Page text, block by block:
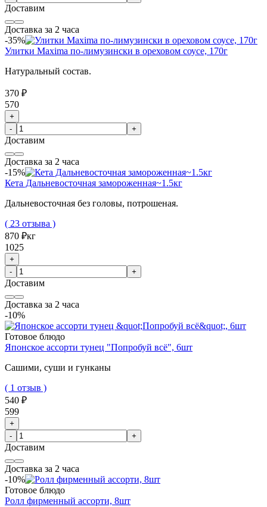
Доставим
Доставка за 2 часа
-35%
Улитки Maxima по-лимузински в ореховом соусе, 170г
Натуральный состав.
370 ₽
570
+
-
+
Доставим
Доставка за 2 часа
-15%
Кета Дальневосточная замороженная~1.5кг
Дальневосточная без головы, потрошеная.
( 23 отзыва )
870 ₽кг
1025
+
-
+
Доставим
Доставка за 2 часа
-10%
Готовое блюдо
Японское ассорти тунец "Попробуй всё", 6шт
Сашими, суши и гунканы
( 1 отзыв )
540 ₽
599
+
-
+
Доставим
Доставка за 2 часа
-10%
Готовое блюдо
Ролл фирменный ассорти, 8шт